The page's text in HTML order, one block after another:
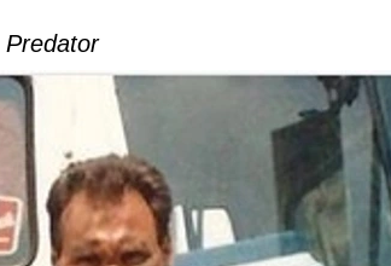
Predator